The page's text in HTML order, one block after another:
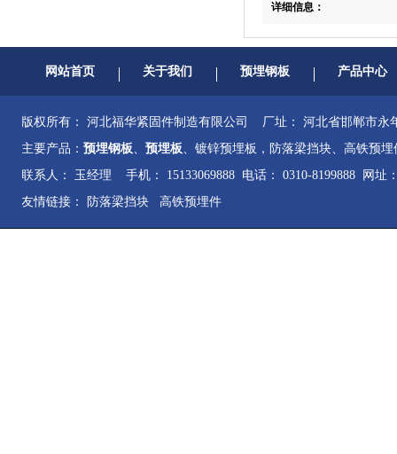
详细信息：
网站首页 关于我们 预埋钢板 产品中心
版权所有： 河北福华紧固件制造有限公司 厂址： 河北省邯郸市
主要产品：预埋钢板、预埋板、镀锌预埋板，防落梁挡块、高铁预
联系人： 玉经理 手机： 15133069888 电话： 0310-8199888 网址
友情链接： 防落梁挡块高铁预埋件